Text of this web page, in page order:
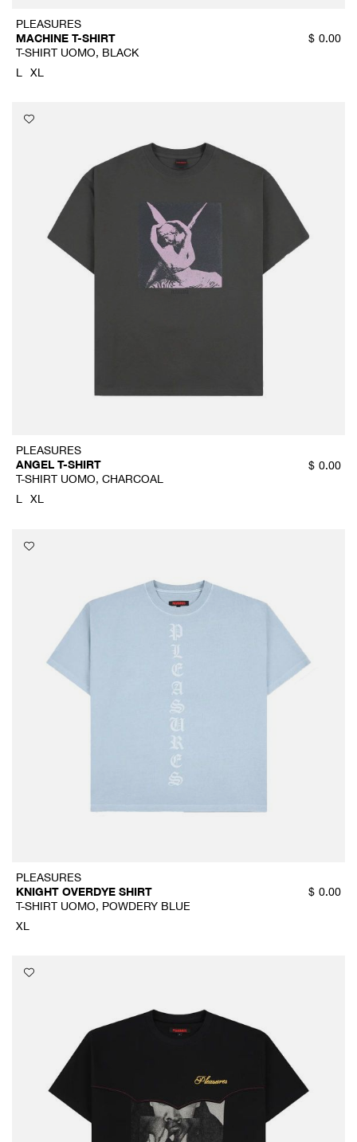
PLEASURES
MACHINE T-SHIRT
T-SHIRT UOMO, BLACK
$ 0.00
L XL
PLEASURES
ANGEL T-SHIRT
T-SHIRT UOMO, CHARCOAL
$ 0.00
L XL
PLEASURES
KNIGHT OVERDYE SHIRT
T-SHIRT UOMO, POWDERY BLUE
$ 0.00
XL